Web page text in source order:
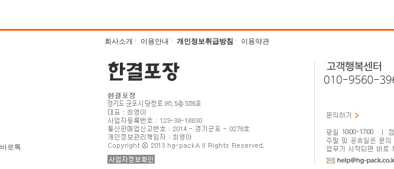
회사소개 이용안내 개인정보취급방침 이용약관
바로톡